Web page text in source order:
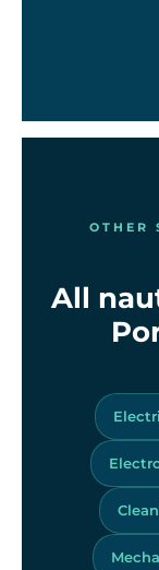
OTHER
All